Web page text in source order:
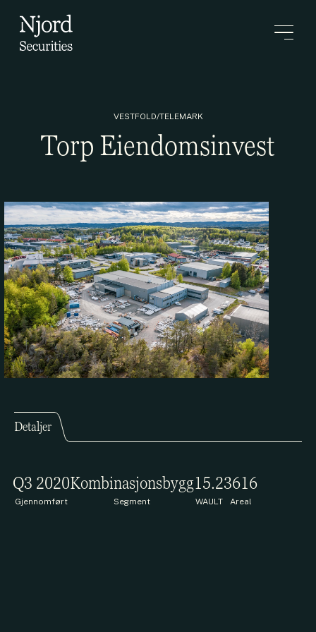
VESTFOLD/TELEMARK
Torp Eiendomsinvest
Detaljer
Q3 2020
Gjennomført
Kombinasjonsbygg
Segment
15.2
WAULT
3616
Areal